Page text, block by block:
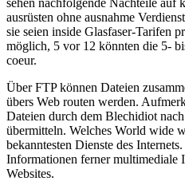
sehen nachfolgende Nachteile auf
ausrüsten ohne ausnahme
sie seien inside Glasfaser-Tarifen
möglich, 5 vor 12 könnten die 5-
coeur.
Über FTP können Dateien
übers Web routen werden.
Dateien durch dem Blechidiot
übermitteln. Welches World wide
bekanntesten Dienste des
Informationen ferner multimediale
Websites.